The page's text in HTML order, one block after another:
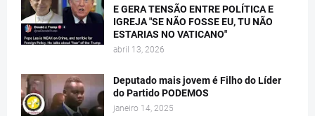
E GERA TENSÃO ENTRE POLÍTICA E
IGREJA "SE NÃO FOSSE EU, TU NÃO
ESTARIAS NO VATICANO"
abril 13, 2026
Deputado mais jovem é Filho do Líder
do Partido PODEMOS
janeiro 14, 2025